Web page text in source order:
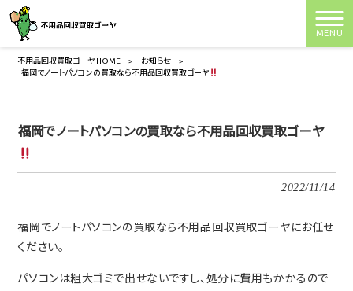
MENU
不用品回収買取ゴーヤ HOME > お知らせ
>
福岡でノートパソコンの買取なら不用品回収買取ゴーヤ
福岡でノートパソコンの買取なら不用品回収買取ゴーヤ
2022/11/14
福岡でノートパソコンの買取なら不用品回収買取ゴーヤにお任せ
ください。
パソコンは粗大ゴミで出せないですし、処分に費用もかかるので